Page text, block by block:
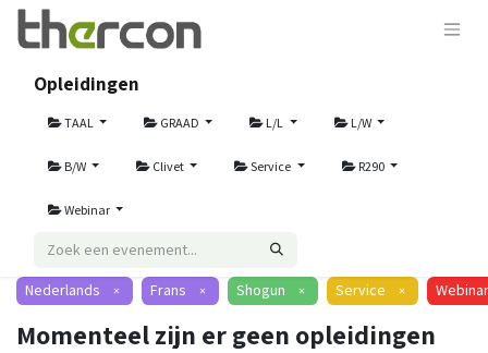
Opleidingen
TAAL GRAAD L/L L/W
B/W Clivet Service R290
Webinar
Nederlands × Frans × Shogun × Service × Webinar
Momenteel zijn er geen opleidingen